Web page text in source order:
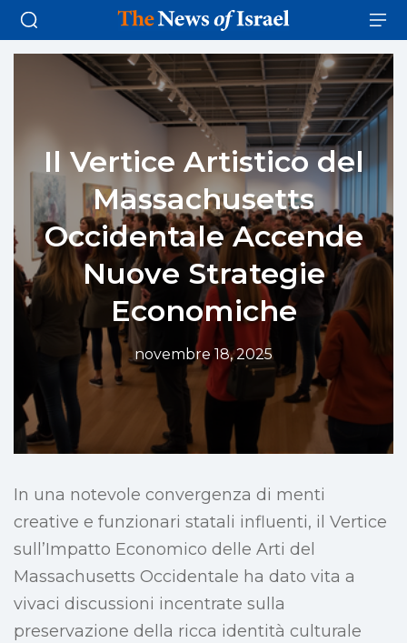
Il Vertice Artistico del
Massachusetts
Occidentale Accende
Nuove Strategie
Economiche
novembre 18, 2025
In una notevole convergenza di menti
creative e funzionari statali influenti, il Vertice
sull’Impatto Economico delle Arti del
Massachusetts Occidentale ha dato vita a
vivaci discussioni incentrate sulla
preservazione della ricca identità culturale